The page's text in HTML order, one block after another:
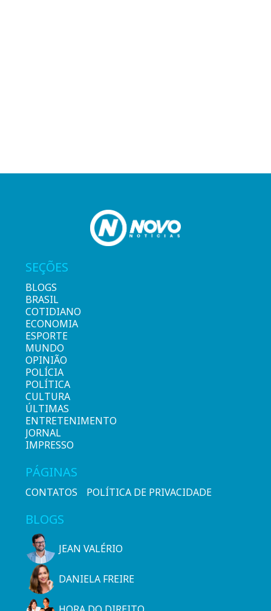
SEÇÕES
BLOGS
BRASIL
COTIDIANO
ECONOMIA
ESPORTE
MUNDO
OPINIÃO
POLÍCIA
POLÍTICA
CULTURA
ÚLTIMAS
ENTRETENIMENTO
JORNAL
IMPRESSO
PÁGINAS
CONTATOS POLÍTICA DE PRIVACIDADE
BLOGS
JEAN VALÉRIO
DANIELA FREIRE